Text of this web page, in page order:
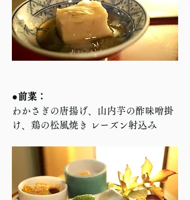
●前菜：
わかさぎの唐揚げ、山内芋の酢味噌掛
け、鶏の松風焼き レーズン射込み